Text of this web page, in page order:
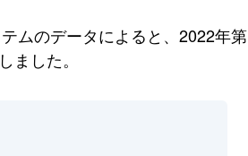
ムのデータによると、2022年第
した。